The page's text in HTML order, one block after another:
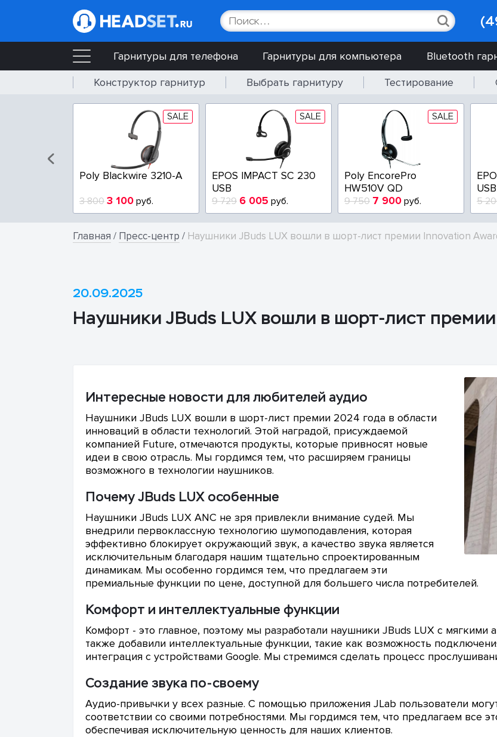
Гарнитуры для телефона Гарнитуры для компьютера Bluetooth
Конструктор гарнитур
Выбрать гарнитуру Тестирование
SALE
Poly Blackwire 3210-A
3 800 3 100 руб.
SALE
EPOS IMPACT SC 230
USB
9 729 6 005 руб.
SALE
Poly EncorePro
HW510V QD
9 750 7 900 руб.
USB
5
Главная / Пресс-центр / Наушники JBuds LUX вошли в шорт-лист премии Innovation
20.09.2025
Наушники JBuds LUX вошли в шорт-лист
Интересные новости для любителей аудио
Наушники JBuds LUX вошли в шорт-лист премии 2024 года в области
инноваций в области технологий. Этой наградой, присуждаемой
компанией Future, отмечаются продукты, которые привносят новые
идеи в свою отрасль. Мы гордимся тем, что расширяем границы
возможного в технологии наушников.
Почему JBuds LUX особенные
Наушники JBuds LUX ANC не зря привлекли внимание судей. Мы
внедрили первоклассную технологию шумоподавления, которая
эффективно блокирует окружающий звук, а качество звука является
исключительным благодаря нашим тщательно спроектированным
динамикам. Мы особенно гордимся тем, что предлагаем эти
премиальные функции по цене, доступной для большего числа потребителей.
Комфорт и интеллектуальные функции
Комфорт - это главное, поэтому мы разработали наушники JBuds LUX с
также добавили интеллектуальные функции, такие как возможность
интеграция с устройствами Google. Мы стремимся сделать процесс
Создание звука по-своему
Аудио-привычки у всех разные. С помощью приложения JLab пользователи могут
соответствии со своими потребностями. Мы гордимся тем, что предлагаем все
обеспечивая исключительную ценность для наших клиентов.